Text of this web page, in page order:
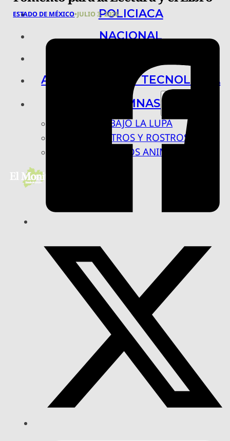
POLICIACA
NACIONAL
ARTE, CIENCIA Y TECNOLOGÍA
COLUMNAS
BAJO LA LUPA
RASTROS Y ROSTROS
VÍNCULOS ANIMALES
ESTADO DE MÉXICO•JULIO 3, 2026